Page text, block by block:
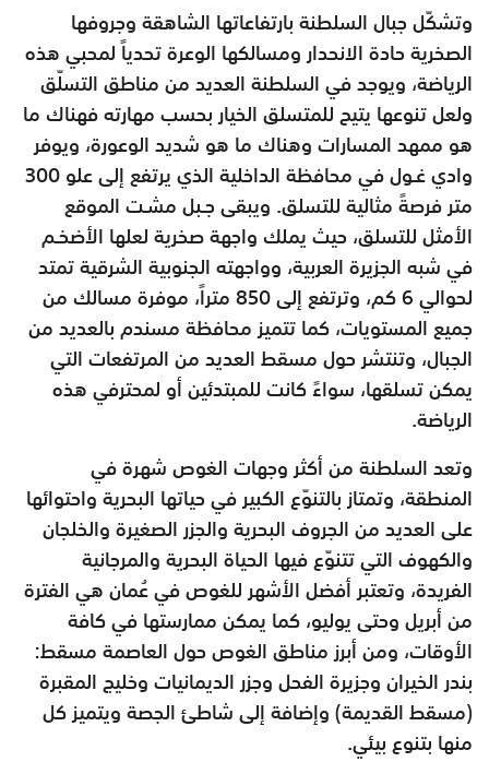
وتشكّل جبال السلطنة بارتفاعاتها الشاهقة وجروفها
الصخرية حادة الانحدار ومسالكها الوعرة تحدياً لمحبي هذه
الرياضة، ويوجد في السلطنة العديد من مناطق التسلّق
ولعل تنوعها يتيح للمتسلق الخيار بحسب مهارته فهناك ما
هو ممهد المسارات وهناك ما هو شديد الوعورة، ويوفر
وادي غـول في محافظة الداخلية الذي يرتفع إلى علو 300
متر فرصةً مثالية للتسلق. ويبقى جـبل مشـت الموقع
الأمثل للتسلق، حيث يملك واجهة صخرية لعلها الأضخـم
في شبه الجزيرة العربية، وواجهته الجنوبية الشرقية تمتد
لحوالي 6 كم، وترتفع إلى 850 متراً، موفرة مسالك من
جميع المستويات، كما تتميز محافظة مسندم بالعديد من
الجبال، وتنتشر حول مسقط العديد من المرتفعات التي
يمكن تسلقها، سواءً كانت للمبتدئين أو لمحترفي هذه
الرياضة.
وتعد السلطنة من أكثر وجهات الغوص شهرة في
المنطقة، وتمتاز بالتنوّع الكبير في حياتها البحرية واحتوائها
على العديد من الجروف البحرية والجزر الصغيرة والخلجان
والكهوف التي تتنوّع فيها الحياة البحرية والمرجانية
الفريدة، وتعتبر أفضل الأشهر للغوص في عُمان هي الفترة
من أبريل وحتى يوليو، كما يمكن ممارستها في كافة
الأوقات، ومن أبرز مناطق الغوص حول العاصمة مسقط:
بندر الخيران وجزيرة الفحل وجزر الديمانيات وخليج المقبرة
(مسقط القديمة) وإضافة إلى شاطئ الجصة ويتميز كل
منها بتنوع بيئي.